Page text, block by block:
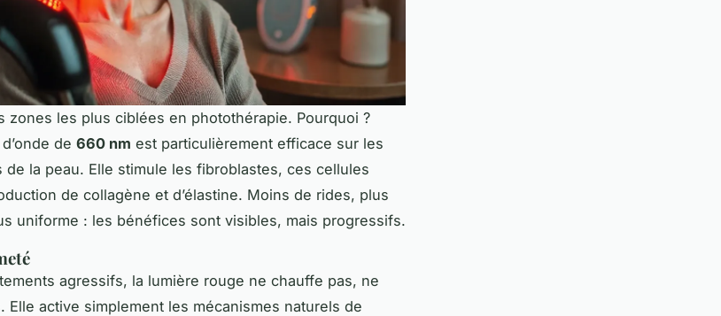
zones les plus ciblées en photothérapie. Pourquoi ?
de 660 nm est particulièrement efficace sur les
la peau. Elle stimule les fibroblastes, ces cellules
de collagène et d’élastine. Moins de rides, plus
uniforme : les bénéfices sont visibles, mais progressifs.
agressifs, la lumière rouge ne chauffe pas, ne
Elle active simplement les mécanismes naturels de